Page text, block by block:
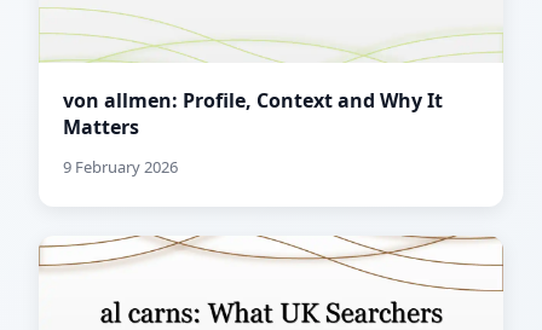
von allmen: Profile, Context and Why It
Matters
9 February 2026